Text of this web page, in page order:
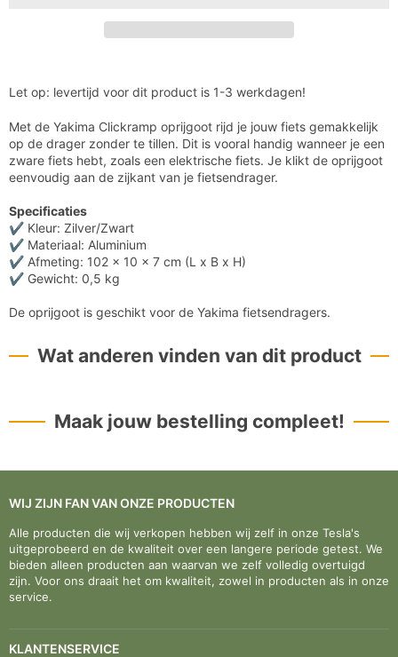
Let op: levertijd voor dit product is 1-3 werkdagen!
Met de Yakima Clickramp oprijgoot rijd je jouw fiets gemakkelijk
op de drager zonder te tillen. Dit is vooral handig wanneer je een
zware fiets hebt, zoals een elektrische fiets. Je klikt de oprijgoot
eenvoudig aan de zijkant van je fietsendrager.
Specificaties
✔ Kleur: Zilver/Zwart
✔ Materiaal: Aluminium
✔ Afmeting: 102 x 10 x 7 cm (L x B x H)
✔ Gewicht: 0,5 kg
De oprijgoot is geschikt voor de Yakima fietsendragers.
Wat anderen vinden van dit product
Maak jouw bestelling compleet!
WIJ ZIJN FAN VAN ONZE PRODUCTEN
Alle producten die wij verkopen hebben wij zelf in onze Tesla's
uitgeprobeerd en de kwaliteit over een langere periode getest. We
bieden alleen producten aan waarvan we zelf volledig overtuigd
zijn. Voor ons draait het om kwaliteit, zowel in producten als in onze
service.
KLANTENSERVICE